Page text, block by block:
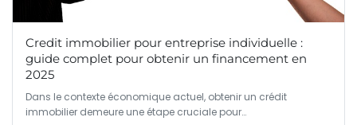
Credit immobilier pour entreprise individuelle :
guide complet pour obtenir un financement en
2025
Dans le contexte économique actuel, obtenir un crédit
immobilier demeure une étape cruciale pour…